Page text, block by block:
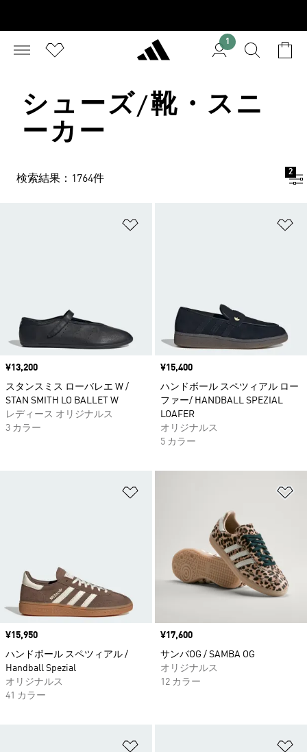
1
シューズ/靴・スニ
ーカー
検索結果：1764件
2
価格
¥13,200
スタンスミス ローバレエ W /
STAN SMITH LO BALLET W
レディース オリジナルス
3 カラー
価格
¥15,400
ハンドボール スペツィアル ロー
ファー/ HANDBALL SPEZIAL
LOAFER
オリジナルス
5 カラー
価格
¥15,950
ハンドボール スペツィアル /
Handball Spezial
オリジナルス
41 カラー
価格
¥17,600
サンバOG / SAMBA OG
オリジナルス
12 カラー